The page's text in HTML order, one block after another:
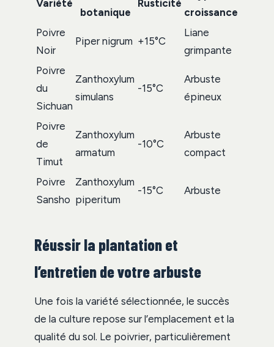
Variété
botanique
Rusticité
croissance
Poivre
Noir
Piper nigrum +15°C
Liane
grimpante
Poivre
du
Sichuan
Zanthoxylum
simulans
-15°C
Arbuste
épineux
Poivre
de
Timut
Zanthoxylum
armatum
-10°C
Arbuste
compact
Poivre
Sansho
Zanthoxylum
piperitum
-15°C Arbuste
Réussir la plantation et
l’entretien de votre arbuste
Une fois la variété sélectionnée, le succès
de la culture repose sur l’emplacement et la
qualité du sol. Le poivrier, particulièrement